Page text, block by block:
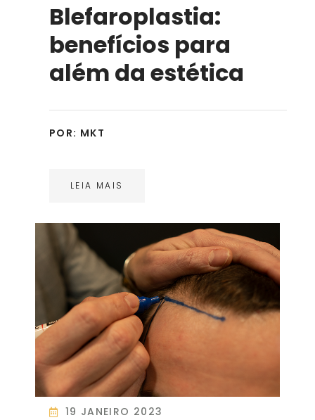
Blefaroplastia:
benefícios para
além da estética
POR: MKT
LEIA MAIS
19 JANEIRO 2023